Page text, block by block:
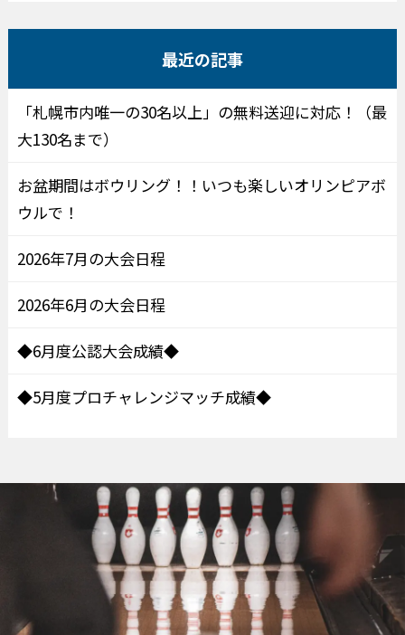
最近の記事
「札幌市内唯一の30名以上」の無料送迎に対応！（最
大130名まで）
お盆期間はボウリング！！いつも楽しいオリンピアボ
ウルで！
2026年7月の大会日程
2026年6月の大会日程
◆6月度公認大会成績◆
◆5月度プロチャレンジマッチ成績◆